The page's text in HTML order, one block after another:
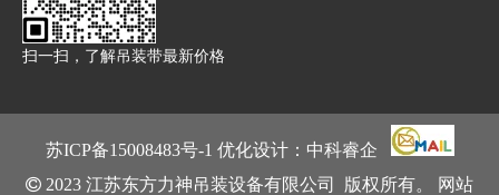
扫一扫，了解吊装带最新价格
苏ICP备15008483号-1 优化设计： 中科睿企
 2023 江苏东方力神吊装设备有限公司 版权所有。 网站